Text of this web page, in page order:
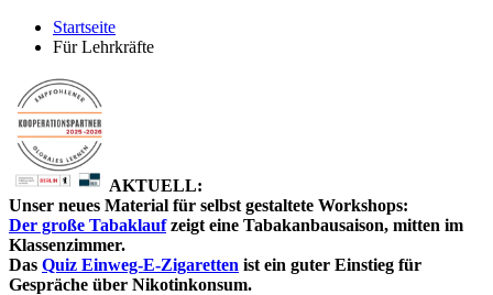
Startseite
Für Lehrkräfte
AKTUELL:
Unser neues Material für selbst gestaltete Workshops:
Der große Tabaklauf zeigt eine Tabakanbausaison, mitten im
Klassenzimmer.
Das Quiz Einweg-E-Zigaretten ist ein guter Einstieg für
Gespräche über Nikotinkonsum.